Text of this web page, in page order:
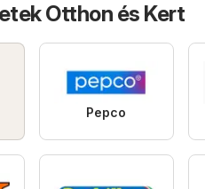
Otthon és Kert
Pepco